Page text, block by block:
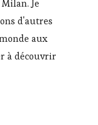
Je
d'autres
aux
à découvrir